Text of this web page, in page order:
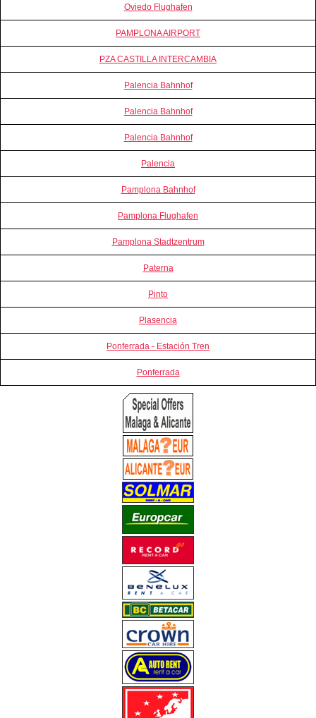
Oviedo Flughafen
PAMPLONA AIRPORT
PZA CASTILLA INTERCAMBIA
Palencia Bahnhof
Palencia Bahnhof
Palencia Bahnhof
Palencia
Pamplona Bahnhof
Pamplona Flughafen
Pamplona Stadtzentrum
Paterna
Pinto
Plasencia
Ponferrada - Estación Tren
Ponferrada